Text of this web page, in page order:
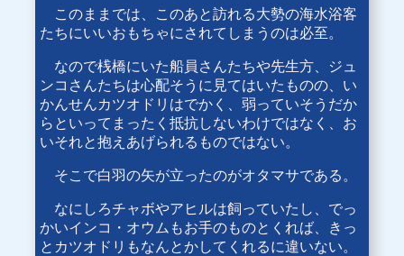
このままでは、このあと訪れる大勢の海水浴客
たちにいいおもちゃにされてしまうのは必至。
なので桟橋にいた船員さんたちや先生方、ジュ
ンコさんたちは心配そうに見てはいたものの、い
かんせんカツオドリはでかく、弱っていそうだか
らといってまったく抵抗しないわけではなく、お
いそれと抱えあげられるものではない。
そこで白羽の矢が立ったのがオタマサである。
なにしろチャボやアヒルは飼っていたし、でっ
かいインコ・オウムもお手のものとくれば、きっ
とカツオドリもなんとかしてくれるに違いない。